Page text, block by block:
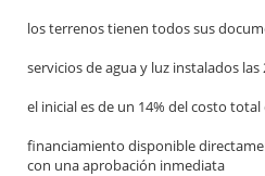
los terrenos tienen todos sus
servicios de agua y luz instalados las
el inicial es de un 14% del costo
financiamiento disponible
con una aprobación inmediata